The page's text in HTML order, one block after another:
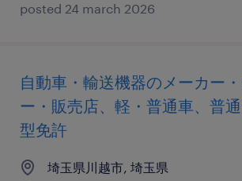
posted 24 march 2026
自動車・輸送機器のメーカー
ー・販売店、軽・普通車、普
型免許
埼玉県川越市, 埼玉県